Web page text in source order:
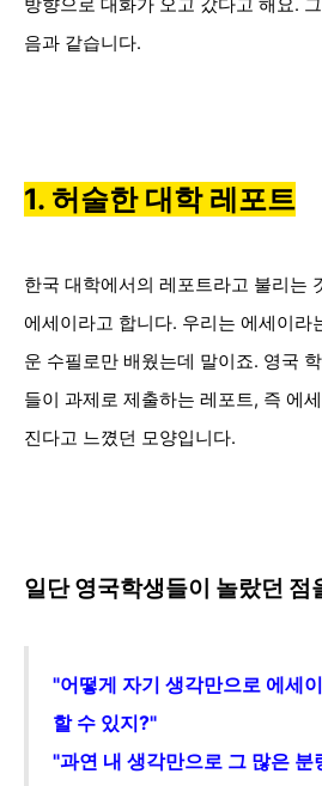
방향으로 대화가 오고 갔다고 해요.
음과 같습니다.
1. 허술한 대학 레포트
한국 대학에서의 레포트라고 불리는
에세이라고 합니다. 우리는 에세이라
운 수필로만 배웠는데 말이죠. 영국
들이 과제로 제출하는 레포트, 즉 에
진다고 느꼈던 모양입니다.
일단 영국학생들이 놀랐던 점
"어떻게 자기 생각만으로 에세
할 수 있지?"
"과연 내 생각만으로 그 많은 분